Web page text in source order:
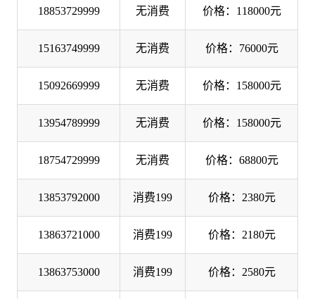
18853729999 无消费 价格：118000元
15163749999 无消费 价格：76000元
15092669999 无消费 价格：158000元
13954789999 无消费 价格：158000元
18754729999 无消费 价格：68800元
13853792000 消费199 价格：2380元
13863721000 消费199 价格：2180元
13863753000 消费199 价格：2580元